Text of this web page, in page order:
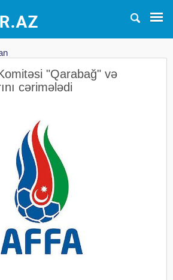
"Qarabağ" və
cərimələdi